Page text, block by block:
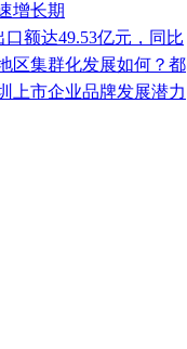
增长期
额达49.53亿元，同比
区集群化发展如何？都
上市企业品牌发展潜力